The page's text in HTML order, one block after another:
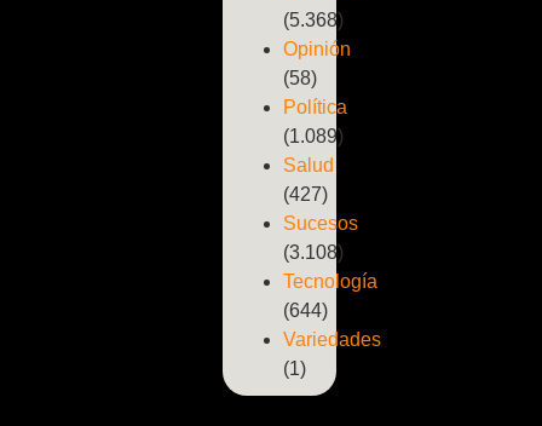
(5.368)
Opinión
(58)
Política
(1.089)
Salud
(427)
Sucesos
(3.108)
Tecnología
(644)
Variedades
(1)